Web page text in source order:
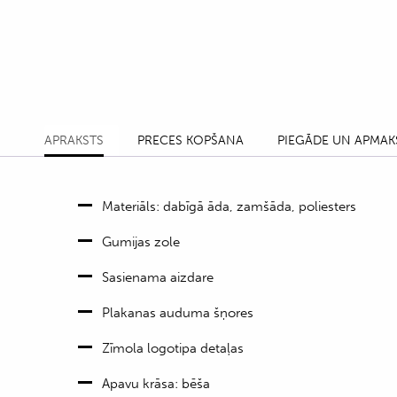
APRAKSTS PRECES KOPŠANA PIEGĀDE UN
Materiāls: dabīgā āda, zamšāda, poliesters
Gumijas zole
Sasienama aizdare
Plakanas auduma šņores
Zīmola logotipa detaļas
Apavu krāsa: bēša